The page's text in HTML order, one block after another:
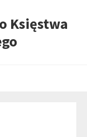
Księstwa